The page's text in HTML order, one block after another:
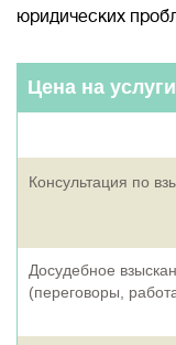
юридических
Цена на
Консультация по
Досудебное
(переговоры,